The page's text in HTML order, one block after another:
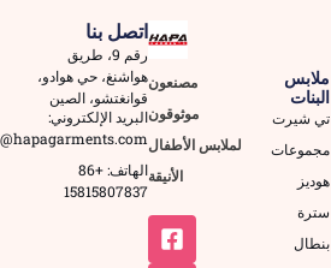
مصنعون
موثوقون
لملابس الأطفال
الأنيقة
ملابس
البنات
تي شيرت
مجموعات
هوديز
سترة
بنطال
اتصل بنا
رقم 9، طريق
هواشنغ، حي هوادو،
قوانغتشو، الصين
البريد الإلكتروني:
الهاتف: +86
15815807837